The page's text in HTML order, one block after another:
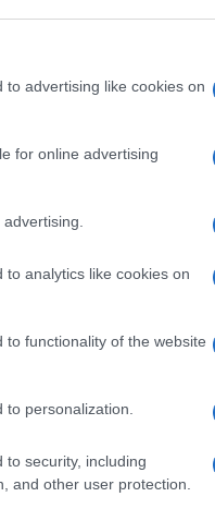
advertising like cookies on
for online advertising
analytics like cookies on
functionality of the website
personalization.
to security, including
and other user protection.
il Pozzo
Animale,
della
di kit
Manuale, e